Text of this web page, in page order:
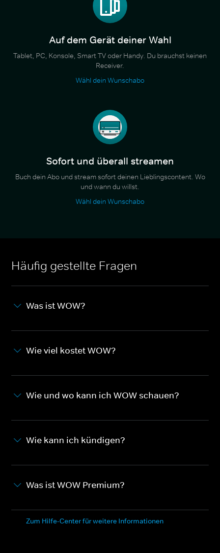
Auf dem Gerät deiner Wahl
Tablet, PC, Konsole, Smart TV oder Handy. Du brauchst keinen
Receiver.
Wähl dein Wunschabo
Sofort und überall streamen
Buch dein Abo und stream sofort deinen Lieblingscontent. Wo
und wann du willst.
Wähl dein Wunschabo
Häufig gestellte Fragen
Was ist WOW?
Wie viel kostet WOW?
Wie und wo kann ich WOW schauen?
Wie kann ich kündigen?
Was ist WOW Premium?
Zum Hilfe-Center für weitere Informationen